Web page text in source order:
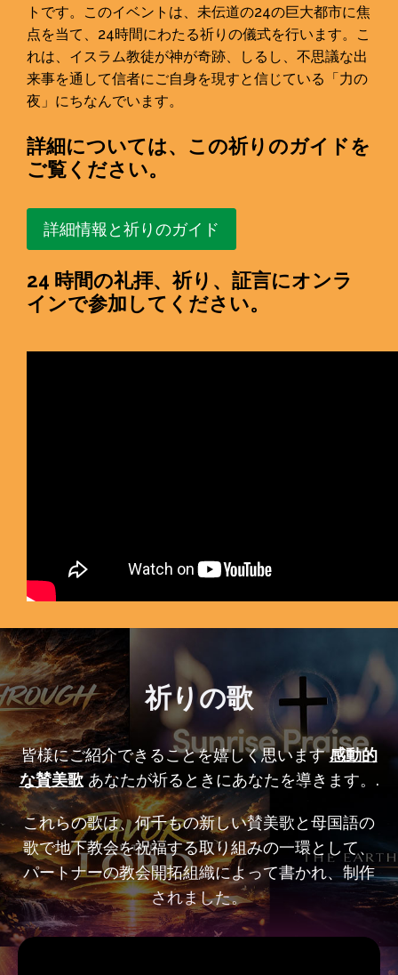
トです。このイベントは、未伝道の24の巨大都市に焦
点を当て、24時間にわたる祈りの儀式を行います。こ
れは、イスラム教徒が神が奇跡、しるし、不思議な出
来事を通して信者にご自身を現すと信じている「力の
夜」にちなんでいます。
詳細については、この祈りのガイドを
ご覧ください。
詳細情報と祈りのガイド
24 時間の礼拝、祈り、証言にオンラ
インで参加してください。
祈りの歌
皆様にご紹介できることを嬉しく思います感動的
な賛美歌あなたが祈るときにあなたを導きます。.
これらの歌は、何千もの新しい賛美歌と母国語の
歌で地下教会を祝福する取り組みの一環として、
パートナーの教会開拓組織によって書かれ、制作
されました。